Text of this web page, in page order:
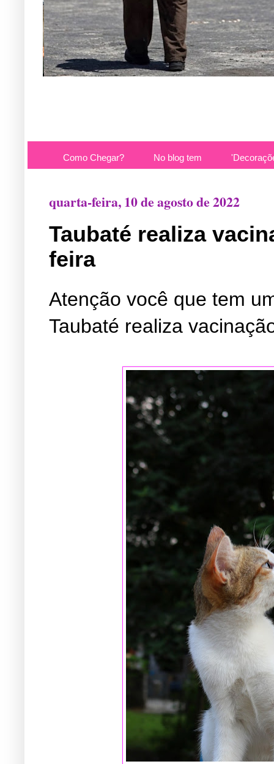
Como Chegar? No blog tem
quarta-feira, 10 de agosto de 2022
Taubaté realiza
feira
Atenção você que tem
Taubaté realiza